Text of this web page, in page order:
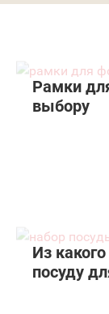
Рамки
выбору
Из
посуду